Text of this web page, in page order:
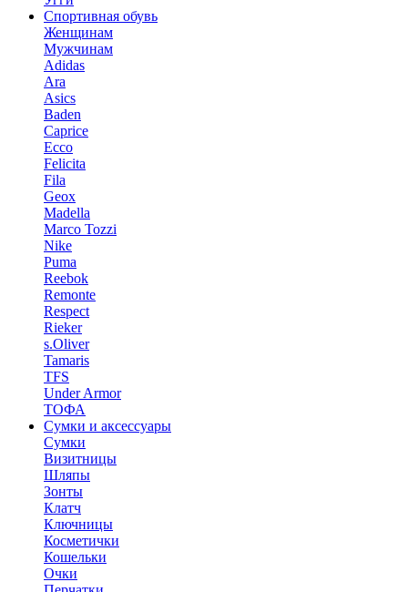
Спортивная обувь
Женщинам
Мужчинам
Adidas
Ara
Asics
Baden
Caprice
Ecco
Felicita
Fila
Geox
Madella
Marco Tozzi
Nike
Puma
Reebok
Remonte
Respect
Rieker
s.Oliver
Tamaris
TFS
Under Armor
ТОФА
Сумки и аксессуары
Сумки
Визитницы
Шляпы
Зонты
Клатч
Ключницы
Косметички
Кошельки
Очки